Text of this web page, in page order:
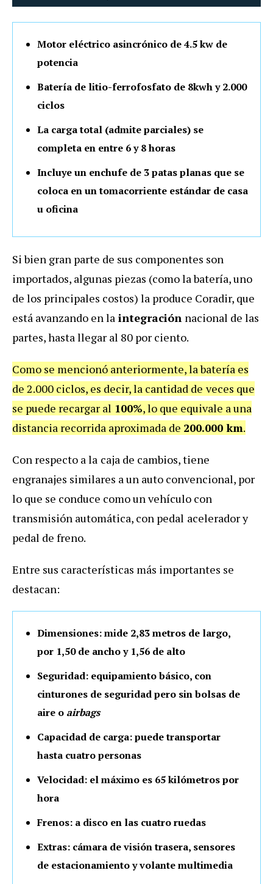
Motor eléctrico asincrónico de 4.5 kw de
potencia
Batería de litio-ferrofosfato de 8kwh y 2.000
ciclos
La carga total (admite parciales) se
completa en entre 6 y 8 horas
Incluye un enchufe de 3 patas planas que se
coloca en un tomacorriente estándar de casa
u oficina
Si bien gran parte de sus componentes son
importados, algunas piezas (como la batería, uno
de los principales costos) la produce Coradir, que
está avanzando en la integración nacional de las
partes, hasta llegar al 80 por ciento.
Como se mencionó anteriormente, la batería es
de 2.000 ciclos, es decir, la cantidad de veces que
se puede recargar al 100%, lo que equivale a una
distancia recorrida aproximada de 200.000 km.
Con respecto a la caja de cambios, tiene
engranajes similares a un auto convencional, por
lo que se conduce como un vehículo con
transmisión automática, con pedal acelerador y
pedal de freno.
Entre sus características más importantes se
destacan:
Dimensiones: mide 2,83 metros de largo,
por 1,50 de ancho y 1,56 de alto
Seguridad: equipamiento básico, con
cinturones de seguridad pero sin bolsas de
aire o airbags
Capacidad de carga: puede transportar
hasta cuatro personas
Velocidad: el máximo es 65 kilómetros por
hora
Frenos: a disco en las cuatro ruedas
Extras: cámara de visión trasera, sensores
de estacionamiento y volante multimedia